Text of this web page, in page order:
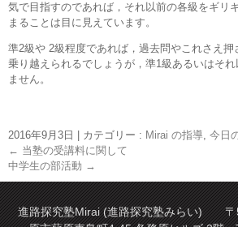
気で目指すのであれば，それ以前の各級をギリ
まることは目に見えています。
準2級や 2級程度であれば，過去問やこれさえ
乗り越えられるでしょうが，準1級あるいはそ
ません。
2016年9月3日 カテゴリー : Mirai の指導, 今日
← 当塾の受講料に関して
中学生の部活動 →
進路探究塾Mirai (進路探究塾みらい) 〒